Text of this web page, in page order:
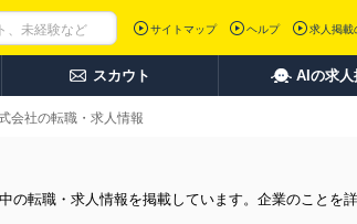
サイトマップ ヘルプ 求人掲載
スカウト AIの求人
会社の転職・求人情報
の転職・求人情報を掲載しています。企業のことを